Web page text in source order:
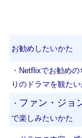
お勧めしたいかた
・ Netflixでお勧め
りのドラマを観た
・ ファン・ジョ
で楽しみたいかた